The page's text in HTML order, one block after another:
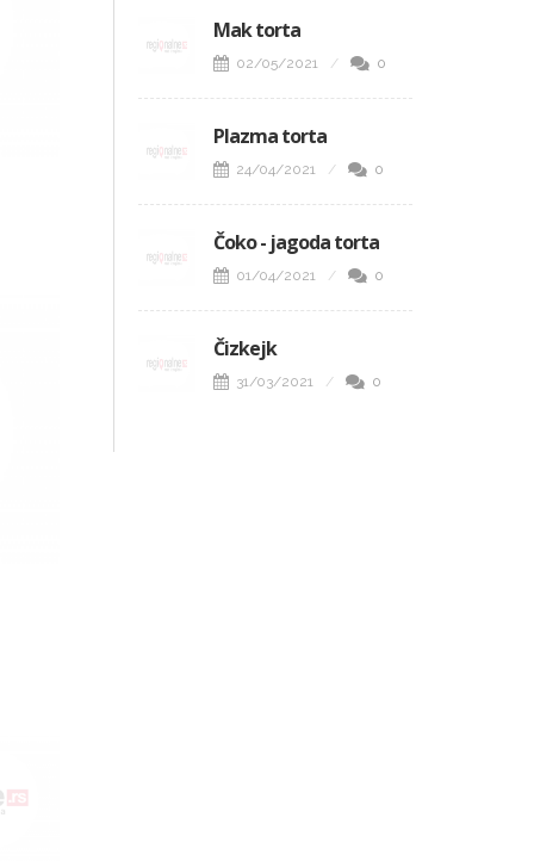
Mak torta
02/05/2021 0
Plazma torta
24/04/2021 0
Čoko - jagoda torta
01/04/2021 0
Čizkejk
31/03/2021 0